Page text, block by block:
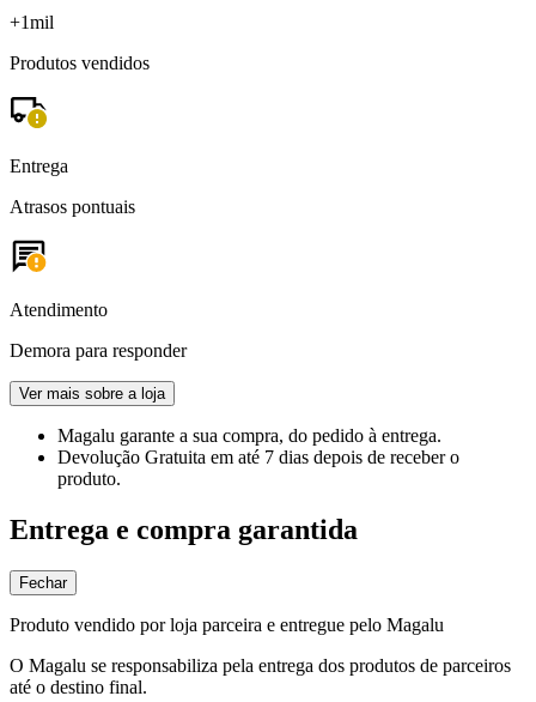
+1mil
Produtos vendidos
Entrega
Atrasos pontuais
Atendimento
Demora para responder
Ver mais sobre a loja
Magalu garante a sua compra, do pedido à entrega.
Devolução Gratuita em até 7 dias depois de receber o
produto.
Entrega e compra garantida
Fechar
Produto vendido por loja parceira e entregue pelo Magalu
O Magalu se responsabiliza pela entrega dos produtos de parceiros
até o destino final.